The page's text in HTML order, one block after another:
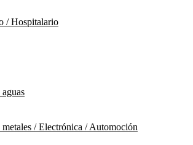
/ Hospitalario
metales / Electrónica / Automoción